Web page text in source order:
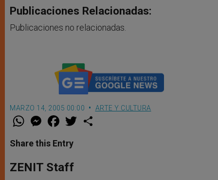
Publicaciones Relacionadas:
Publicaciones no relacionadas.
MARZO 14, 2005 00:00 ARTE Y CULTURA
W
t
s
p
p
M
e
s
e
g
e
F
a
e
b
o
k
w
Share this Entry
ZENIT Staff